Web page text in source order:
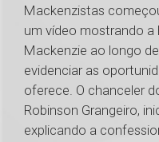
Mackenzistas
um vídeo mostrando a
Mackenzie ao longo
evidenciar as
oferece. O chanceler
Robinson Grangeiro,
explicando a